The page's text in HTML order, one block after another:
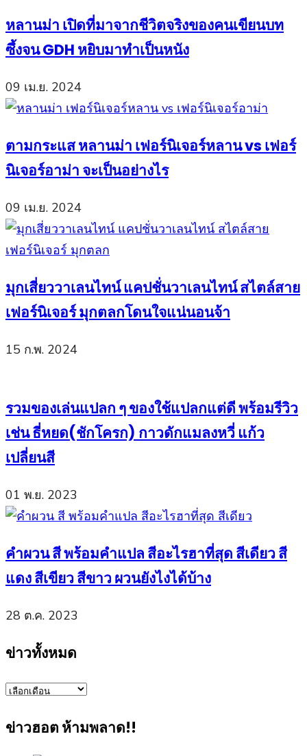
หลานม่า เปิดที่มาจากชีวิตจริงของคนเขียนบท
ซึ้งจน GDH หยิบมาทำเป็นหนัง
09 เม.ย. 2024
ตามกระแส หลานม่า เฟอร์นิเจอร์หลาน vs เฟอร์
นิเจอร์อาม่า จะเป็นอย่างไร
09 เม.ย. 2024
มุกเสี่ยววาเลนไทน์ แคปชั่นวาเลนไทน์ สไตล์สาย
เฟอร์นิเจอร์ มุกตลกโดนใจแน่นอนจ้า
15 ก.พ. 2024
รวมของเล่นแปลก ๆ ของใช้แปลกแต่ดี พร้อมรีวิว
เช่น ธี่หยด(ชักโครก) กาวดักแมลงหวี่ แก้ว
เปลี่ยนสี
01 พ.ย. 2023
คำผวน สี พร้อมคำแปล สีอะไรฮาที่สุด สีเดียว สี
แดง สีเขียว สีขาว ผวนยังไงได้บ้าง
28 ต.ค. 2023
ข่าวทั้งหมด
ข่าว
ข่าวฮอต ห้ามพลาด!!